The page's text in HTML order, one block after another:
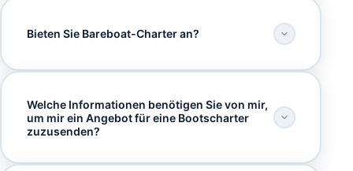
Bieten Sie Bareboat-Charter an?
Welche Informationen benötigen Sie von mir,
um mir ein Angebot für eine Bootscharter
zuzusenden?